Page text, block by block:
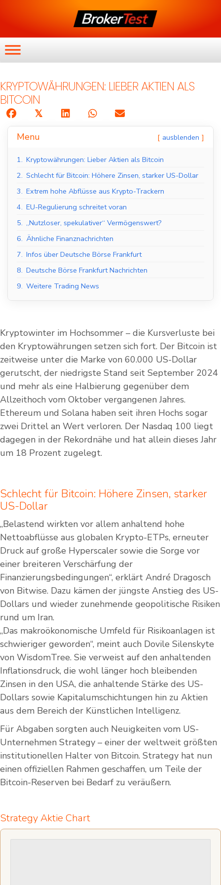
KRYPTOWÄHRUNGEN: LIEBER AKTIEN ALS
BITCOIN
𝕏
Menu ausblenden
1. Kryptowährungen: Lieber Aktien als Bitcoin
2. Schlecht für Bitcoin: Höhere Zinsen, starker US-Dollar
3. Extrem hohe Abflüsse aus Krypto-Trackern
4. EU-Regulierung schreitet voran
5. „Nutzloser, spekulativer“ Vermögenswert?
6. Ähnliche Finanznachrichten
7. Infos über Deutsche Börse Frankfurt
8. Deutsche Börse Frankfurt Nachrichten
9. Weitere Trading News
Kryptowinter im Hochsommer – die Kursverluste bei
den Kryptowährungen setzen sich fort. Der Bitcoin ist
zeitweise unter die Marke von 60.000 US-Dollar
gerutscht, der niedrigste Stand seit September 2024
und mehr als eine Halbierung gegenüber dem
Allzeithoch vom Oktober vergangenen Jahres.
Ethereum und Solana haben seit ihren Hochs sogar
zwei Drittel an Wert verloren. Der Nasdaq 100 liegt
dagegen in der Rekordnähe und hat allein dieses Jahr
um 18 Prozent zugelegt.
Schlecht für Bitcoin: Höhere Zinsen, starker
US-Dollar
„Belastend wirkten vor allem anhaltend hohe
Nettoabflüsse aus globalen Krypto-ETPs, erneuter
Druck auf große Hyperscaler sowie die Sorge vor
einer breiteren Verschärfung der
Finanzierungsbedingungen“, erklärt André Dragosch
von Bitwise. Dazu kämen der jüngste Anstieg des US-
Dollars und wieder zunehmende geopolitische Risiken
rund um Iran.
„Das makroökonomische Umfeld für Risikoanlagen ist
schwieriger geworden“, meint auch Dovile Silenskyte
von WisdomTree. Sie verweist auf den anhaltenden
Inflationsdruck, die wohl länger hoch bleibenden
Zinsen in den USA, die anhaltende Stärke des US-
Dollars sowie Kapitalumschichtungen hin zu Aktien
aus dem Bereich der Künstlichen Intelligenz.
Für Abgaben sorgten auch Neuigkeiten vom US-
Unternehmen Strategy – einer der weltweit größten
institutionellen Halter von Bitcoin. Strategy hat nun
einen offiziellen Rahmen geschaffen, um Teile der
Bitcoin-Reserven bei Bedarf zu veräußern.
Strategy Aktie Chart